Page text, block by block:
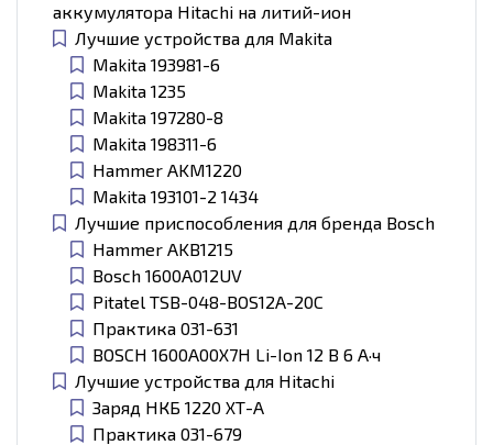
аккумулятора Hitachi на литий-ион
Лучшие устройства для Makita
Makita 193981-6
Makita 1235
Makita 197280-8
Makita 198311-6
Hammer AKM1220
Makita 193101-2 1434
Лучшие приспособления для бренда Bosch
Hammer AKB1215
Bosch 1600A012UV
Pitatel TSB-048-BOS12A-20C
Практика 031-631
BOSCH 1600A00X7H Li-Ion 12 В 6 А·ч
Лучшие устройства для Hitachi
Заряд НКБ 1220 ХТ-А
Практика 031-679